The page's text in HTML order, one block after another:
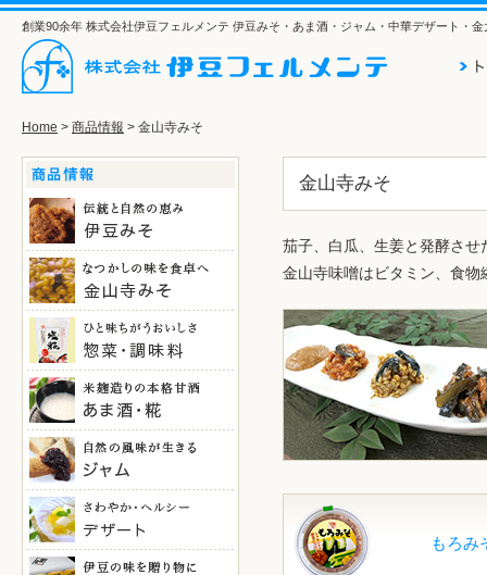
創業90余年 株式会社伊豆フェルメンテ 伊豆みそ・あま酒・ジャム・中華デザート・金
Home > 商品情報 > 金山寺みそ
金山寺みそ
茄子、白瓜、生姜と発酵さ
金山寺味噌はビタミン、食
もろみ